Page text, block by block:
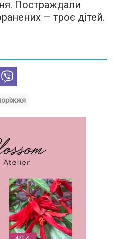
Постраждали
— троє дітей.